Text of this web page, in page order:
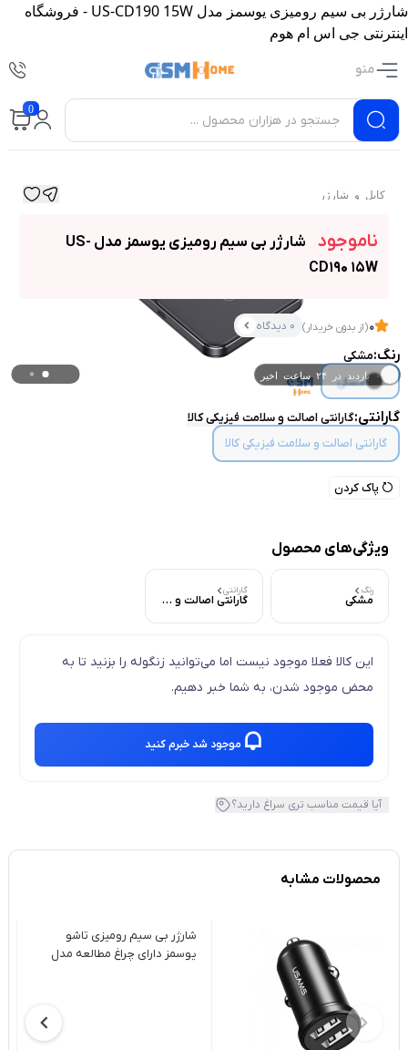
شارژر بی سیم رومیزی یوسمز مدل US-CD190 15W - فروشگاه
اینترنتی جی اس ام هوم
منو
0
۰ بازدید در ۲۴ ساعت اخیر
کابل و شارژر
ناموجود
شارژر بی سیم رومیزی یوسمز مدل US-
CD190 15W
0(از بدون خریدار) 0 دیدگاه
رنگ:مشکی
مشکی
گارانتی:گارانتی اصالت و سلامت فیزیکی کالا
گارانتی اصالت و سلامت فیزیکی کالا
پاک کردن
ویژگی‌های محصول
رنگ
مشکی
گارانتی
گارانتی اصالت و سلامت فیزیکی کالا
این کالا فعلا موجود نیست اما می‌توانید زنگوله را بزنید تا به
محض موجود شدن، به شما خبر دهیم.
موجود شد خبرم کنید
آیا قیمت مناسب تری سراغ دارید؟
محصولات مشابه
شارژر بی سیم رومیزی تاشو
یوسمز دارای چراغ مطالعه مدل